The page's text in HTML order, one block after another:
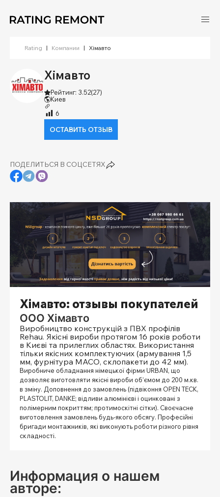
Rating | Компании | Хімавто
Хімавто
Рейтинг: 3.52(27)
Киев
6
ОСТАВИТЬ ОТЗЫВ
ПОДЕЛИТЬСЯ В СОЦСЕТЯХ
Хімавто: отзывы покупателей
ООО Хімавто
Виробництво конструкцій з ПВХ профілів
Rehau. Якісні вироби протягом 16 років роботи
в Києві та прилеглих областях. Використання
тільки якісних комплектуючих (армування 1,5
мм, фурнітура МАСО, склопакети до 42 мм).
Виробниче обладнання німецької фірми URBAN, що
дозволяє виготовляти якісні вироби об’ємом до 200 м.кв.
в зміну. Доповнення до замовлень (підвіконня OPEN TECK,
PLASTOLIT, DANKE; відливи алюмінієві і оцинковані з
полімерним покриттям; протимоскітні сітки). Своєчасне
виготовлення замовлень будь-якого обсягу. Професійні
бригади монтажників, які виконують роботи різного рівня
складності.
Информация о нашем
авторе: